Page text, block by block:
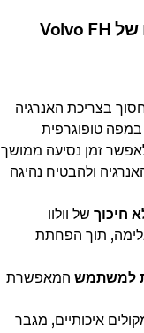
דגשים, מאפיינים ויתרונות נוספים של Volvo FH
בצריכת האנרגיה
טופוגרפית
זמן נסיעה ממושך
ולהבטיח נהיגה
חיכוךשל וולוו
תוך הפחתת
למשתמשהמאפשרת
איכותיים, מגבר